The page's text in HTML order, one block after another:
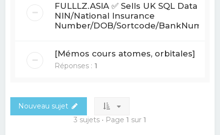
FULLLZ.ASIA ✅ Sells UK SQL Data
NIN/National Insurance
Number/DOB/Sortcode/BankNum
[Mémos cours atomes, orbitales]
Réponses : 1
Nouveau sujet
3 sujets • Page 1 sur 1